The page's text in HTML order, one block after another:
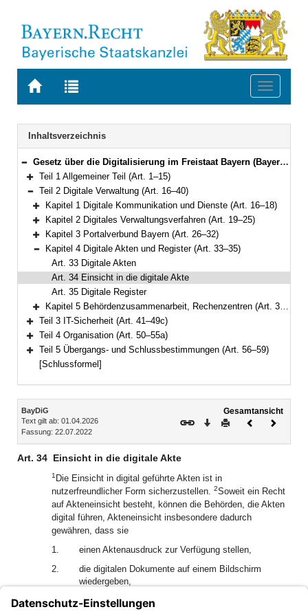
Zur
BAYERN.RECHT
Zur
letzten
Suche
Toggle
Navigation
Inhaltsverzeichnis
Bereich reduzieren
Gesetz über die Digitalisierung im Freistaat Bayern (Bayerisches Digitalgesetz – BayDiG) Vom 22. Juli 2022 (GVBl. S. 374) BayRS 206-1-D (Art. 1–59)
Bereich erweitern
Teil 1 Allgemeiner Teil (Art. 1–15)
Bereich reduzieren
Teil 2 Digitale Verwaltung (Art. 16–40)
Bereich erweitern
Kapitel 1 Digitale Kommunikation und Dienste (Art. 16–18)
Bereich erweitern
Kapitel 2 Digitales Verwaltungsverfahren (Art. 19–25)
Bereich erweitern
Kapitel 3 Portalverbund Bayern (Art. 26–32)
Bereich reduzieren
Kapitel 4 Digitale Akten und Register (Art. 33–35)
Art. 33 Digitale Akten
Art. 34 Einsicht in die digitale Akte
Art. 35 Digitale Register
Bereich erweitern
Kapitel 5 Behördenzusammenarbeit, Rechenzentren (Art. 36–40)
Bereich erweitern
Teil 3 IT-Sicherheit (Art. 41–49c)
Bereich erweitern
Teil 4 Organisation (Art. 50–55a)
Bereich erweitern
Teil 5 Übergangs- und Schlussbestimmungen (Art. 56–59)
[Schlussformel]
Inhalt
BayDiG
Text gilt ab: 01.04.2026
Fassung: 22.07.2022
Gesamtansicht
Download
DruckenVorheriges
Art. 34 Einsicht in die digitale Akte
1 Die Einsicht in digital geführte Akten ist in
nutzerfreundlicher Form sicherzustellen. 2Soweit ein Recht
auf Akteneinsicht besteht, können die Behörden, die Akten
digital führen, Akteneinsicht insbesondere dadurch
gewähren, dass sie
1.
einen Aktenausdruck zur Verfügung stellen,
2.
die digitalen Dokumente auf einem Bildschirm
wiedergeben,
3.
digitale Dokumente übermitteln oder